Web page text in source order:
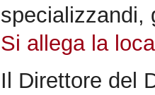
specializzandi,
Si allega la
Il Direttore del